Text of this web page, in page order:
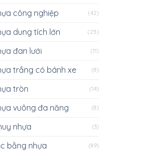
công nghiệp (42)
dung tích lớn (25)
đan lưới (11)
trắng có bánh xe (8)
tròn (14)
vuông đa năng (8)
nhựa (3)
bằng nhựa (89)